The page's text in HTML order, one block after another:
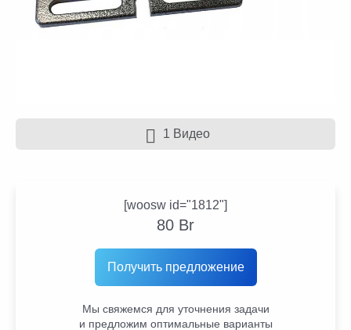
1 Видео
[woosw id="1812"]
80 Br
Получить предложение
Мы свяжемся для уточнения задачи
и предложим оптимальные варианты